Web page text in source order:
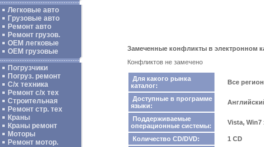
Легковые авто
Грузовые авто
Ремонт авто
Ремонт грузов.
ОЕМ легковые
OEM грузовые
Погрузчики
Погруз. ремонт
С/х техника
Ремонт с/х тех
Строительная
Ремонт стр. тех
Краны
Краны ремонт
Моторы
Ремонт мотор.
Замеченные конфликты в электронном
Конфликтов не замечено
Для какого рынка
каталог:
Все
Доступные в программе
языки:
Поддерживаемые
операционные системы:
Vista, Win7
Количество CD/DVD:
1 CD